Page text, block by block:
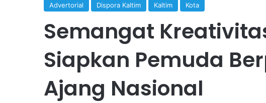
Advertorial Dispora Kaltim Kaltim Kota
Semangat
Siapkan Pemuda
Ajang Nasional